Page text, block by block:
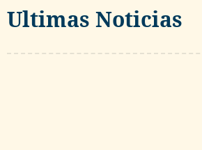
Ultimas Noticias